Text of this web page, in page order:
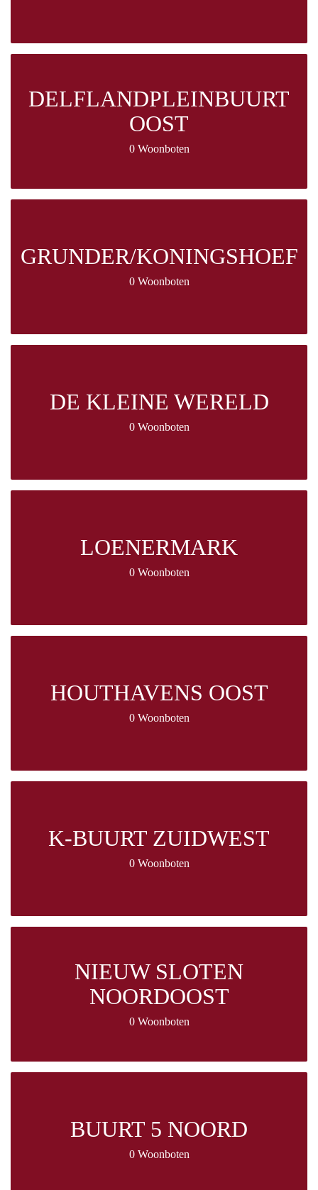
DELFLANDPLEINBUURT
OOST
0 Woonboten
GRUNDER/KONINGSHOEF
0 Woonboten
DE KLEINE WERELD
0 Woonboten
LOENERMARK
0 Woonboten
HOUTHAVENS OOST
0 Woonboten
K-BUURT ZUIDWEST
0 Woonboten
NIEUW SLOTEN
NOORDOOST
0 Woonboten
BUURT 5 NOORD
0 Woonboten